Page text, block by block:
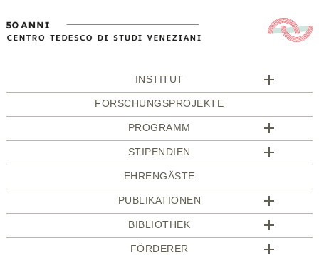
INSTITUT
FORSCHUNGSPROJEKTE
PROGRAMM
STIPENDIEN
EHRENGÄSTE
PUBLIKATIONEN
BIBLIOTHEK
FÖRDERER